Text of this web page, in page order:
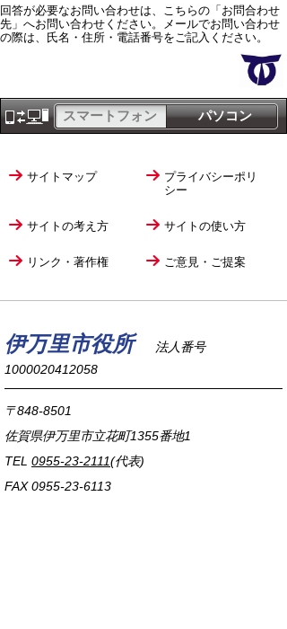
回答が必要なお問い合わせは、こちらの「お問合わせ
先」へお問い合わせください。メールでお問い合わせ
の際は、氏名・住所・電話番号をご記入ください。
パソコン
スマートフォン
サイトマップ
プライバシーポリ
シー
サイトの考え方 サイトの使い方
リンク・著作権 ご意見・ご提案
伊万里市役所
法人番号
1000020412058
〒848-8501
佐賀県伊万里市立花町1355番地1
TEL 0955-23-2111(代表)
FAX 0955-23-6113